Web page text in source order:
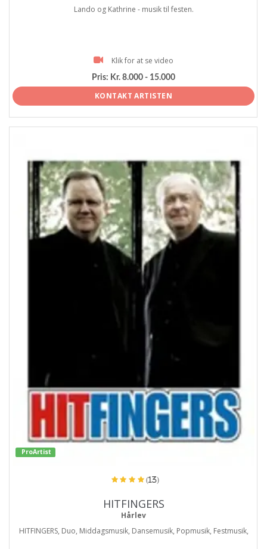
Lando og Kathrine - musik til festen.
Klik for at se video
Pris: Kr. 8.000 - 15.000
KONTAKT ARTISTEN
ProArtist
(13)
HITFINGERS
Hårlev
HITFINGERS, Duo, Middagsmusik, Dansemusik, Popmusik, Festmusik,